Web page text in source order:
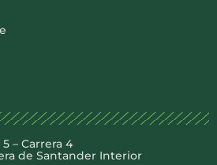
– Carrera 4
de Santander Interior